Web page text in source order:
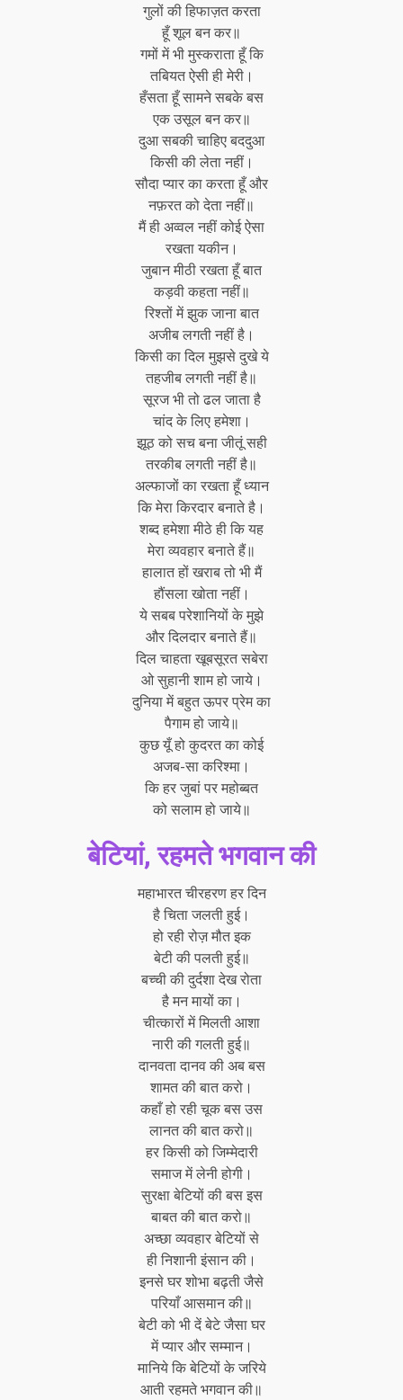
गुलों की हिफाज़त करता
हूँ शूल बन कर॥
गमों में भी मुस्कराता हूँ कि
तबियत ऐसी ही मेरी।
हँसता हूँ सामने सबके बस
एक उसूल बन कर॥
दुआ सबकी चाहिए बददुआ
किसी की लेता नहीं।
सौदा प्यार का करता हूँ और
नफ़रत को देता नहीं॥
मैं ही अव्वल नहीं कोई ऐसा
रखता यकीन।
जुबान मीठी रखता हूँ बात
कड़वी कहता नहीं॥
रिश्तों में झुक जाना बात
अजीब लगती नहीं है।
किसी का दिल मुझसे दुखे ये
तहजीब लगती नहीं है॥
सूरज भी तो ढल जाता है
चांद के लिए हमेशा।
झूठ को सच बना जीतूं सही
तरकीब लगती नहीं है॥
अल्फाजों का रखता हूँ ध्यान
कि मेरा किरदार बनाते है।
शब्द हमेशा मीठे ही कि यह
मेरा व्यवहार बनाते हैं॥
हालात हों खराब तो भी मैं
हौंसला खोता नहीं।
ये सबब परेशानियों के मुझे
और दिलदार बनाते हैं॥
दिल चाहता खूबसूरत सबेरा
ओ सुहानी शाम हो जाये।
दुनिया में बहुत ऊपर प्रेम का
पैगाम हो जाये॥
कुछ यूँ हो कुदरत का कोई
अजब-सा करिश्मा।
कि हर जुबां पर महोब्बत
को सलाम हो जाये॥
बेटियां, रहमते भगवान की
महाभारतचीरहरण हर दिन
है चिता जलती हुई।
हो रही रोज़ मौत इक
बेटी की पलती हुई॥
बच्ची की दुर्दशा देख रोता
है मन मायों का।
चीत्कारों में मिलती आशा
नारी की गलती हुई॥
दानवता दानव की अब बस
शामत की बात करो।
कहाँ हो रही चूक बस उस
लानत की बात करो॥
हर किसी को जिम्मेदारी
समाज में लेनी होगी।
सुरक्षा बेटियों की बस इस
बाबत की बात करो॥
अच्छा व्यवहार बेटियों से
ही निशानी इंसान की।
इनसे घर शोभा बढ़ती जैसे
परियाँ आसमान की॥
बेटी को भी दें बेटे जैसा घर
में प्यार और सम्मान।
मानिये कि बेटियों के जरिये
आती रहमते भगवान की॥